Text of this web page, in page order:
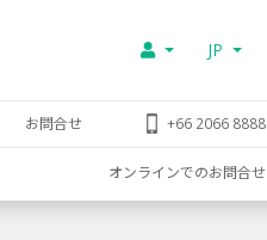
JP
お問合せ +66 2066 8888
オンラインでのお問合せ